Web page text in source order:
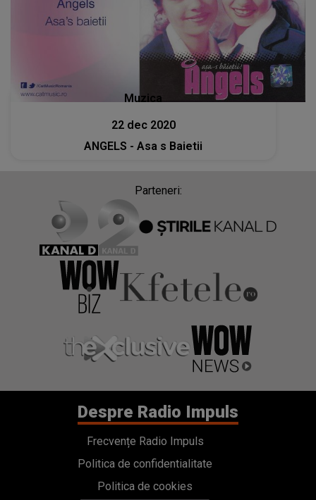
Muzica
22 dec 2020
ANGELS - Asa s Baietii
Parteneri:
Despre Radio Impuls
Frecvențe Radio Impuls
Politica de confidentialitate
Politica de cookies